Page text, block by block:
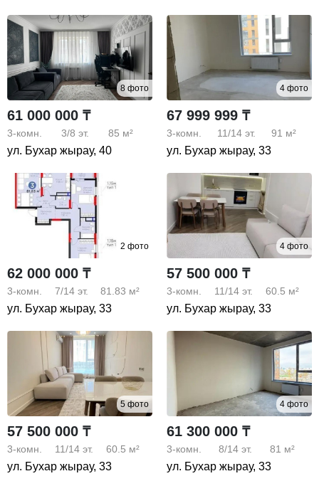
8 фото
61 000 000 ₸
3-комн. 3/8 эт. 85 м²
ул. Бухар жырау, 40
4 фото
67 999 999 ₸
3-комн. 11/14 эт. 91 м²
ул. Бухар жырау, 33
2 фото
62 000 000 ₸
3-комн. 7/14 эт. 81.83 м²
ул. Бухар жырау, 33
4 фото
57 500 000 ₸
3-комн. 11/14 эт. 60.5 м²
ул. Бухар жырау, 33
5 фото
57 500 000 ₸
3-комн. 11/14 эт. 60.5 м²
ул. Бухар жырау, 33
4 фото
61 300 000 ₸
3-комн. 8/14 эт. 81 м²
ул. Бухар жырау, 33